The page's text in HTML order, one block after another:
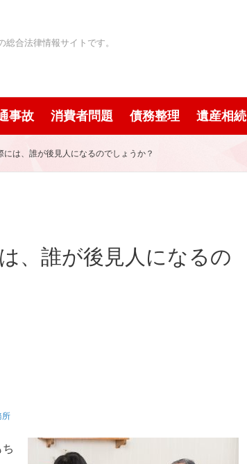
総合法律情報サイトです。
事故 消費者問題 債務整理 遺産相続
は、誰が後見人になるのでしょうか？
、誰が後見人になるの
所